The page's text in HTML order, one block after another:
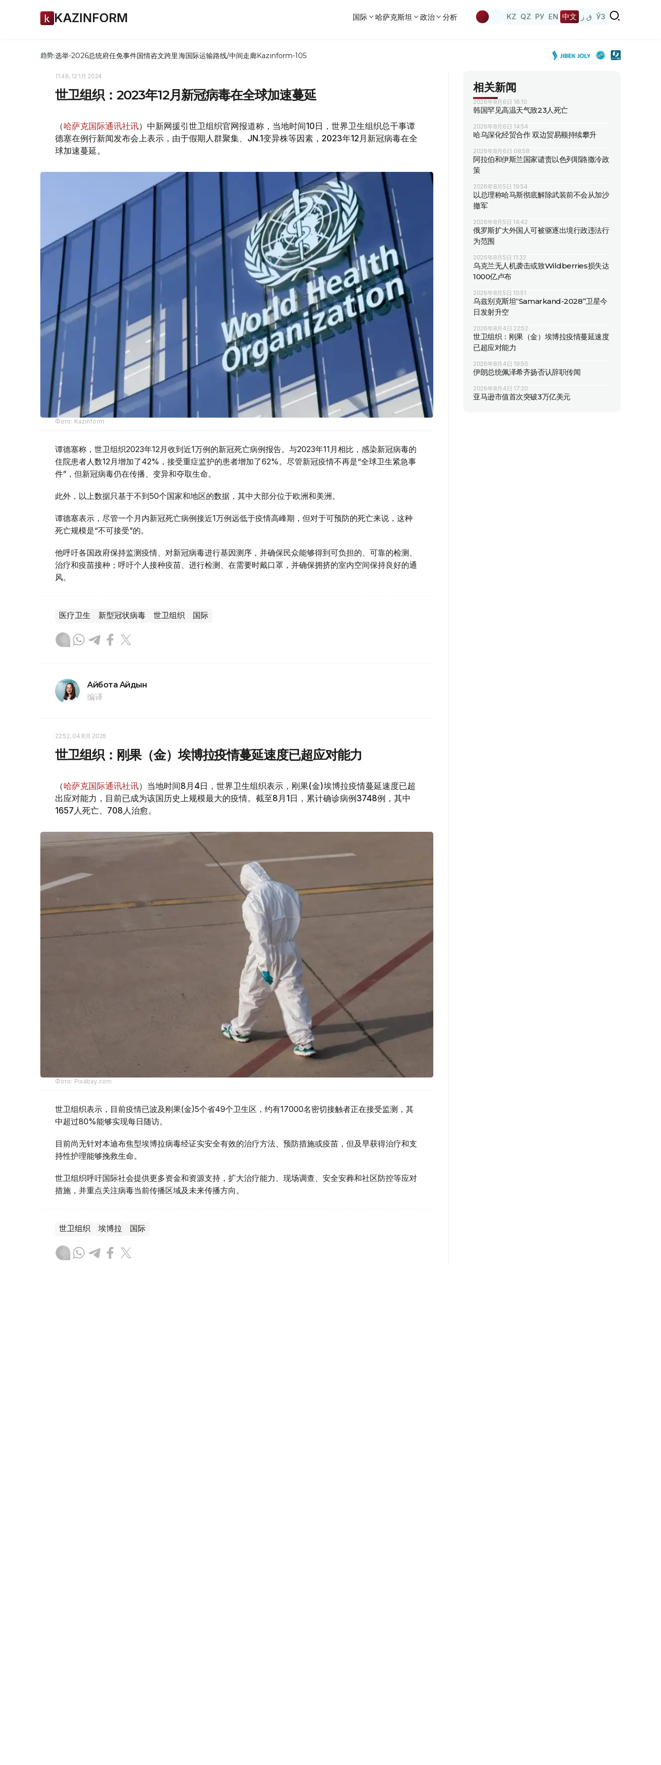
KAZINFORM 国际 哈萨克斯坦 政治 分析 KZ QZ РУ EN 中文 ق ز ЎЗ
趋势:选举-2026总统府任免事件国情咨文跨里海国际运输路线/中间走廊Kazinform-105
11:49, 12 1月 2024
世卫组织：2023年12月新冠病毒在全球加速蔓延
（哈萨克国际通讯社讯）中新网援引世卫组织官网报道称，当地时间10日，世界卫生组织总干事谭
德塞在例行新闻发布会上表示，由于假期人群聚集、JN.1变异株等因素，2023年12月新冠病毒在全
球加速蔓延。
Фото: Kazinform
谭德塞称，世卫组织2023年12月收到近1万例的新冠死亡病例报告。与2023年11月相比，感染新冠病毒的
住院患者人数12月增加了42%，接受重症监护的患者增加了62%。尽管新冠疫情不再是“全球卫生紧急事
件”，但新冠病毒仍在传播、变异和夺取生命。
此外，以上数据只基于不到50个国家和地区的数据，其中大部分位于欧洲和美洲。
谭德塞表示，尽管一个月内新冠死亡病例接近1万例远低于疫情高峰期，但对于可预防的死亡来说，这种
死亡规模是“不可接受”的。
他呼吁各国政府保持监测疫情、对新冠病毒进行基因测序，并确保民众能够得到可负担的、可靠的检测、
治疗和疫苗接种；呼吁个人接种疫苗、进行检测、在需要时戴口罩，并确保拥挤的室内空间保持良好的通
风。
医疗卫生 新型冠状病毒 世卫组织 国际
Айбота Айдын
编译
22:52, 04 8月 2026
世卫组织：刚果（金）埃博拉疫情蔓延速度已超应对能力
（哈萨克国际通讯社讯）当地时间8月4日，世界卫生组织表示，刚果(金)埃博拉疫情蔓延速度已超
出应对能力，目前已成为该国历史上规模最大的疫情。截至8月1日，累计确诊病例3748例，其中
1657人死亡、708人治愈。
Фото: Pixabay.com
世卫组织表示，目前疫情已波及刚果(金)5个省49个卫生区，约有17000名密切接触者正在接受监测，其
中超过80%能够实现每日随访。
目前尚无针对本迪布焦型埃博拉病毒经证实安全有效的治疗方法、预防措施或疫苗，但及早获得治疗和支
持性护理能够挽救生命。
世卫组织呼吁国际社会提供更多资金和资源支持，扩大治疗能力、现场调查、安全安葬和社区防控等应对
措施，并重点关注病毒当前传播区域及未来传播方向。
世卫组织 埃博拉 国际
相关新闻
2026年8月6日 16:10
韩国罕见高温天气致23人死亡
2026年8月6日 14:54
哈乌深化经贸合作 双边贸易额持续攀升
2026年8月6日 08:58
阿拉伯和伊斯兰国家谴责以色列耶路撒冷政
策
2026年8月5日 19:54
以总理称哈马斯彻底解除武装前不会从加沙
撤军
2026年8月5日 14:42
俄罗斯扩大外国人可被驱逐出境行政违法行
为范围
2026年8月5日 11:32
乌克兰无人机袭击或致Wildberries损失达
1000亿卢布
2026年8月5日 10:51
乌兹别克斯坦“Samarkand-2028”卫星今
日发射升空
2026年8月4日 22:52
世卫组织：刚果（金）埃博拉疫情蔓延速度
已超应对能力
2026年8月4日 19:50
伊朗总统佩泽希齐扬否认辞职传闻
2026年8月4日 17:20
亚马逊市值首次突破3万亿美元